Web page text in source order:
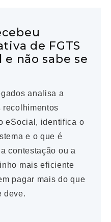
de FGTS
e não sabe se
analisa a
recolhimentos
eSocial, identifica o
e o que é
contestação ou a
mais eficiente
pagar mais do que
deve.